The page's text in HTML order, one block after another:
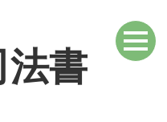
書